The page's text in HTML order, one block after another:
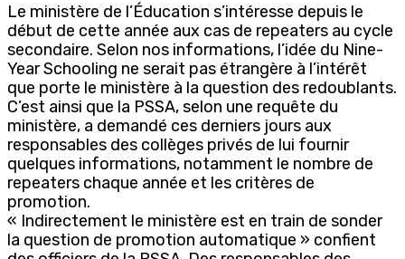
Le ministère de l’Éducation s’intéresse depuis le
début de cette année aux cas de repeaters au cycle
secondaire. Selon nos informations, l’idée du Nine-
Year Schooling ne serait pas étrangère à l’intérêt
que porte le ministère à la question des redoublants.
C’est ainsi que la PSSA, selon une requête du
ministère, a demandé ces derniers jours aux
responsables des collèges privés de lui fournir
quelques informations, notamment le nombre de
repeaters chaque année et les critères de
promotion.
« Indirectement le ministère est en train de sonder
la question de promotion automatique » confient